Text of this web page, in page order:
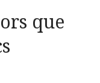
que